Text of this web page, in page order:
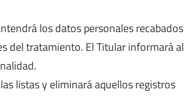
los datos personales recabados
del tratamiento. El Titular informará al
listas y eliminará aquellos registros